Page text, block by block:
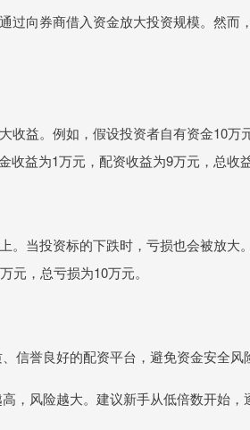
过向券商借入资金放大投资规模。然而
收益。例如，假设投资者自有资金10
收益为1万元，配资收益为9万元，总收益
。当投资标的下跌时，亏损也会被放大
元，总亏损为10万元。
信誉良好的配资平台，避免资金安全风
，风险越大。建议新手从低倍数开始，